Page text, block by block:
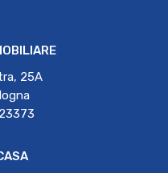
25A